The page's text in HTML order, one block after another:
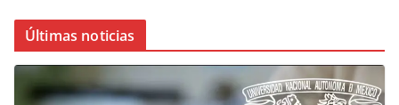
Últimas noticias